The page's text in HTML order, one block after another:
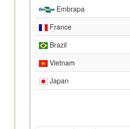
Embrapa
France
Brazil
Vietnam
Japan